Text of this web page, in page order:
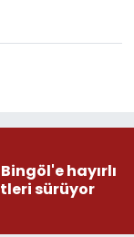
hayırlı
sürüyor